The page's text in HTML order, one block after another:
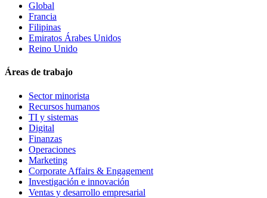
Global
Francia
Filipinas
Emiratos Árabes Unidos
Reino Unido
Áreas de trabajo
Sector minorista
Recursos humanos
TI y sistemas
Digital
Finanzas
Operaciones
Marketing
Corporate Affairs & Engagement
Investigación e innovación
Ventas y desarrollo empresarial